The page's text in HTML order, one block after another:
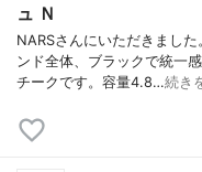
ュ Ｎ
NARSさんにいただきまし
ンド全体、ブラックで統一
チークです。容量4.8…続き